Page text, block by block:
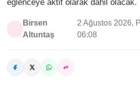
eğlenceye aktif olarak dahil olacak.
Birsen
Altuntaş
2 Ağustos 2026,
06:08